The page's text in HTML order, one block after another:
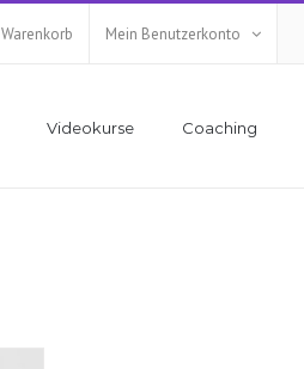
Warenkorb Mein Benutzerkonto
Videokurse Coaching